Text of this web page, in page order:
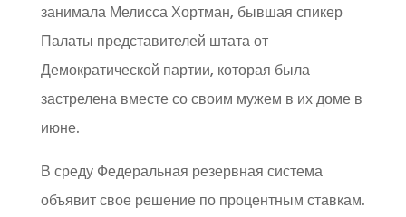
занимала Мелисса Хортман, бывшая спикер
Палаты представителей штата от
Демократической партии, которая была
застрелена вместе со своим мужем в их доме в
июне.
В среду Федеральная резервная система
объявит свое решение по процентным ставкам.